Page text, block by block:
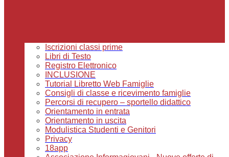
Iscrizioni classi prime
Libri di Testo
Registro Elettronico
INCLUSIONE
Tutorial Libretto Web Famiglie
Consigli di classe e ricevimento famiglie
Percorsi di recupero – sportello didattico
Orientamento in entrata
Orientamento in uscita
Modulistica Studenti e Genitori
Privacy
18app